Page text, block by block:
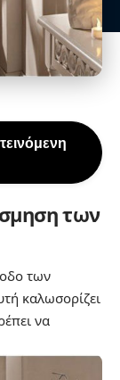
των
των
καλωσορίζει
να